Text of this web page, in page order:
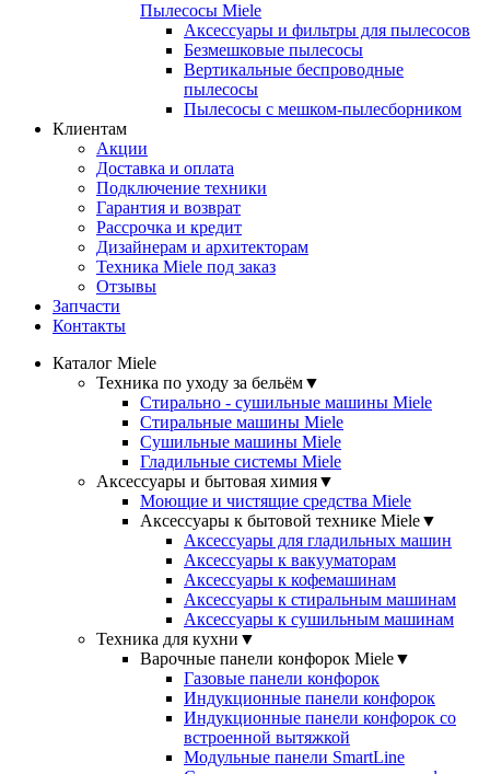
Пылесосы Miele
Аксессуары и фильтры для пылесосов
Безмешковые пылесосы
Вертикальные беспроводные
пылесосы
Пылесосы с мешком-пылесборником
Клиентам
Акции
Доставка и оплата
Подключение техники
Гарантия и возврат
Рассрочка и кредит
Дизайнерам и архитекторам
Техника Miele под заказ
Отзывы
Запчасти
Контакты
Каталог Miele
Техника по уходу за бельём▼
Стирально - сушильные машины Miele
Стиральные машины Miele
Сушильные машины Miele
Гладильные системы Miele
Аксессуары и бытовая химия▼
Моющие и чистящие средства Miele
Аксессуары к бытовой технике Miele▼
Аксессуары для гладильных машин
Аксессуары к вакууматорам
Аксессуары к кофемашинам
Аксессуары к стиральным машинам
Аксессуары к сушильным машинам
Техника для кухни ▼
Варочные панели конфорок Miele▼
Газовые панели конфорок
Индукционные панели конфорок
Индукционные панели конфорок со
встроенной вытяжкой
Модульные панели SmartLine